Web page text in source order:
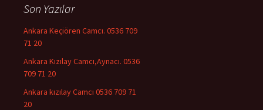
Son Yazılar
Ankara Keçiören Camcı. 0536 709
71 20
Ankara Kızılay Camcı,Aynacı. 0536
709 71 20
Ankara kızılay Camcı 0536 709 71
20